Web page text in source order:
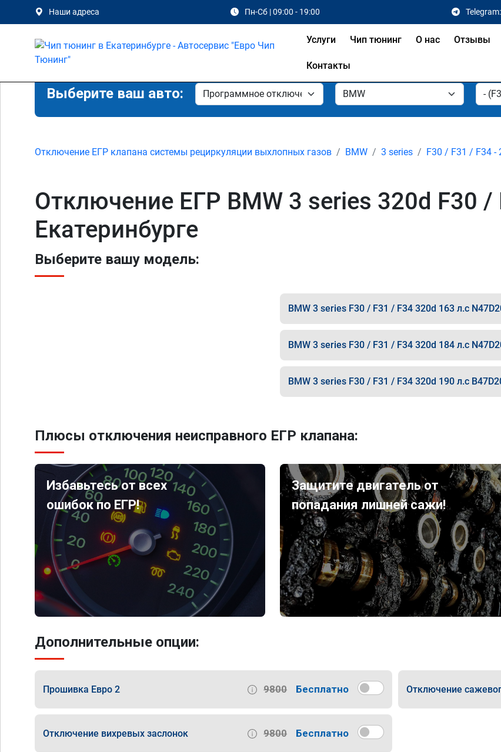
Наши адреса Пн-Сб | 09:00 - 19:00
Услуги Чип тюнинг О нас Отзывы
Контакты
Выберите ваш авто:
Отключение ЕГР клапана системы рециркуляции выхлопных газов BMW 3 series F30 / F31 / F34 -
Отключение ЕГР BMW 3 series 320d F30 /
Екатеринбурге
Выберите вашу модель:
BMW 3 series F30 / F31 / F34 320d 163 л.с
BMW 3 series F30 / F31 / F34 320d 184 л.с
BMW 3 series F30 / F31 / F34 320d 190 л.с
Плюсы отключения неисправного ЕГР клапана:
Избавьтесь от всех
ошибок по ЕГР!
Защитите двигатель от
попадания лишней сажи!
Дополнительные опции:
Прошивка Евро 2 9800 Бесплатно Отключение
Отключение вихревых заслонок 9800 Бесплатно